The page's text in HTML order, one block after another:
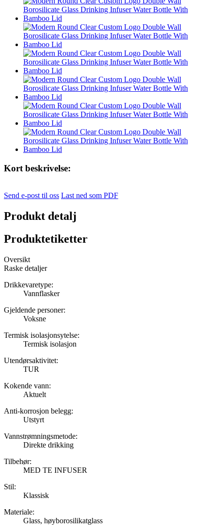
Kort beskrivelse:
Send e-post til oss Last ned som PDF
Produkt detalj
Produktetiketter
Oversikt
Raske detaljer
Drikkevaretype:
Vannflasker
Gjeldende personer:
Voksne
Termisk isolasjonsytelse:
Termisk isolasjon
Utendørsaktivitet:
TUR
Kokende vann:
Aktuelt
Anti-korrosjon belegg:
Utstyrt
Vannstrømningsmetode:
Direkte drikking
Tilbehør:
MED TE INFUSER
Stil:
Klassisk
Materiale:
Glass, høyborosilikatglass